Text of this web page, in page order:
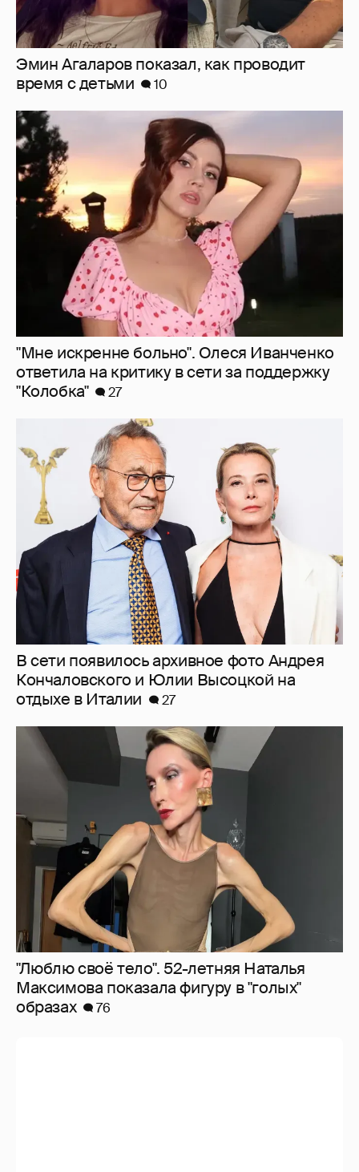
"Мне искренне больно". Олеся Иванченко
ответила на критику в сети за поддержку
"Колобка"
27
В сети появилось архивное фото Андрея
Кончаловского и Юлии Высоцкой на
отдыхе в Италии
27
"Люблю своё тело". 52-летняя Наталья
Максимова показала фигуру в "голых"